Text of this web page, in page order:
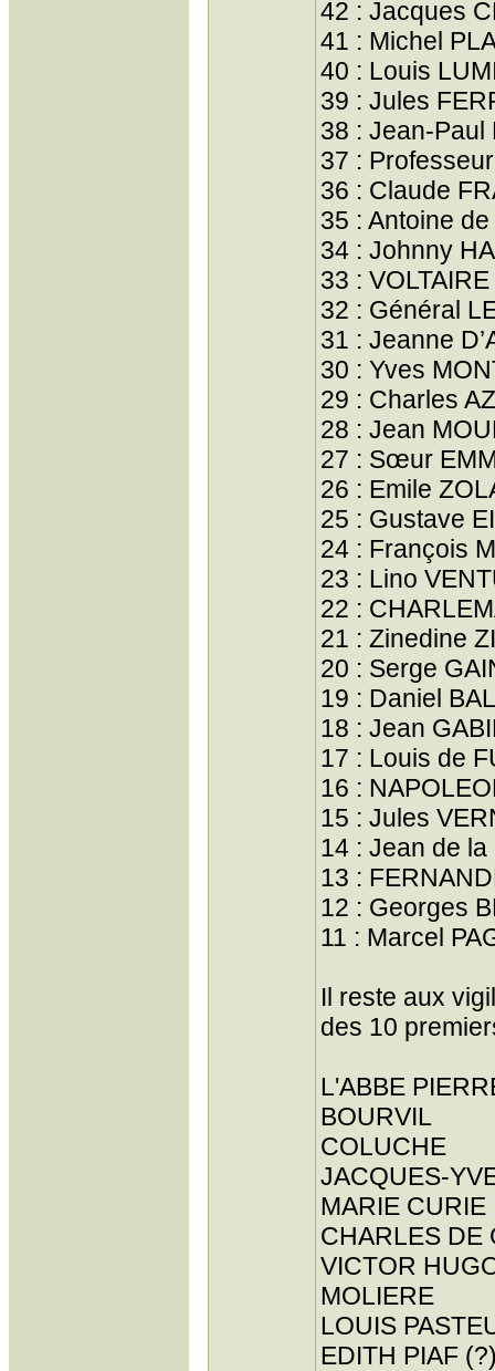
42 : Jacques
41 : Michel
40 : Louis
39 : Jules
38 : Jean-Paul
37 :
36 : Claude
35 : Antoine
34 : Johnny
33 : VOLTAIRE
32 : Général
31 : Jeanne
30 : Yves
29 : Charles
28 : Jean
27 : Sœur
26 : Emile
25 : Gustave
24 : François
23 : Lino
22 :
21 : Zinedine
20 : Serge
19 : Daniel
18 : Jean
17 : Louis de
16 :
15 : Jules
14 : Jean de la
13 :
12 : Georges
11 : Marcel
Il reste aux
des 10
L'ABBE
BOURVIL
COLUCHE
JACQUES-
MARIE CURIE
CHARLES DE
VICTOR
MOLIERE
LOUIS
EDITH PIAF